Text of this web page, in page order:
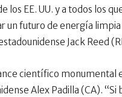
los EE. UU. y a todos los
un futuro de energía
Jack Reed
científico monumental
Alex Padilla (CA).